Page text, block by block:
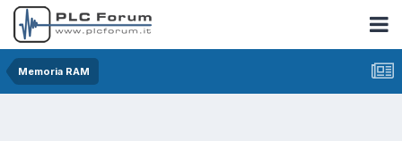
Memoria RAM